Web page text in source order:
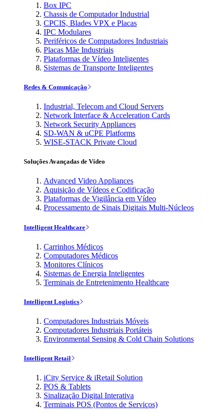
Box IPC
Chassis de Computador Industrial
CPCIS, Blades VPX e Placas
IPC Modulares
Periféricos de Computadores Industriais
Placas Mãe Industriais
Plataformas de Vídeo Inteligentes
Sistemas de Transporte Inteligentes
Redes & Comunicação
Industrial, Telecom and Cloud Servers
Network Interface & Acceleration Cards
Network Security Appliances
SD-WAN & uCPE Platforms
WISE-STACK Private Cloud
Soluções Avançadas de Vídeo
Advanced Video Appliances
Aquisição de Vídeos e Codificação
Plataformas de Vigilância em Vídeo
Processamento de Sinais Digitais Multi-Núcleos
Intelligent Healthcare
Carrinhos Médicos
Computadores Médicos
Monitores Clínicos
Sistemas de Energia Inteligentes
Terminais de Entretenimento Healthcare
Intelligent Logistics
Computadores Industriais Móveis
Computadores Industriais Portáteis
Environmental Sensing & Cold Chain Solutions
Intelligent Retail
iCity Service & iRetail Solution
POS & Tablets
Sinalização Digital Interativa
Terminais POS (Pontos de Serviços)